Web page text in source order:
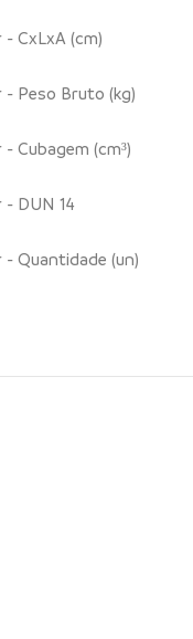
CxLxA (cm)
- Peso Bruto (kg)
Cubagem (cm³)
DUN 14
- Quantidade (un)